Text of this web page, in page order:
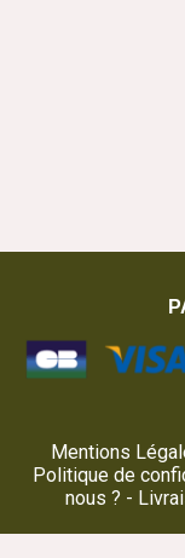
Mentions
Politique de
nous ?